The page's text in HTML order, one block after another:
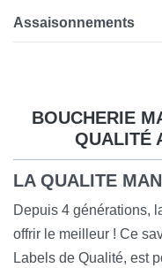
Assaisonnements
BOUCHERIE
QUALITÉ
LA QUALITE
Depuis 4 générations,
offrir le meilleur ! Ce
Labels de Qualité, est